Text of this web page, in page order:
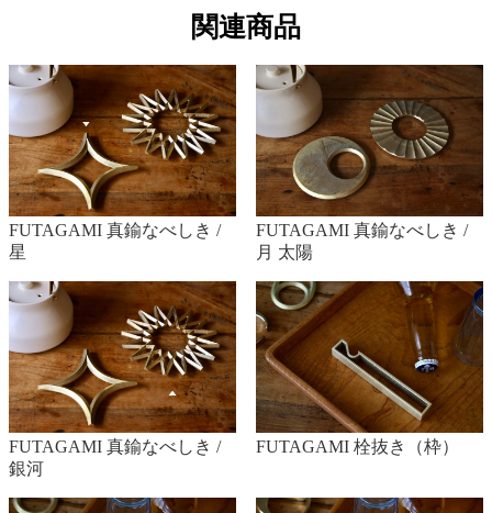
関連商品
FUTAGAMI 真鍮なべしき /
星
FUTAGAMI 真鍮なべしき /
月 太陽
FUTAGAMI 真鍮なべしき /
銀河
FUTAGAMI 栓抜き（枠）